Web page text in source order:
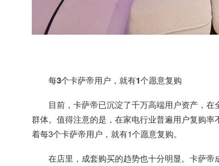
每3个卡萨帝用户，就有1个愿意复购
目前，卡萨帝已沉淀了千万高端用户资产，
群体。值得注意的是，在家电行业普遍用户复购
着每3个卡萨帝用户，就有1个愿意复购。
在店里，成套购买的趋势也十分明显。卡萨